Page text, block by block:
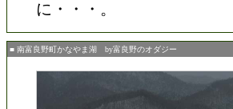
に・・・。
■ 南富良野町かなやま湖 by富良野のオダジー